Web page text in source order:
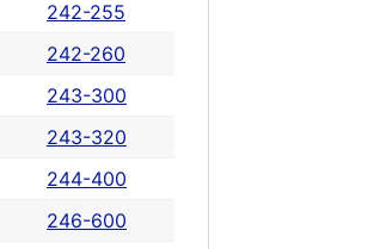
242-255
242-260
243-300
243-320
244-400
246-600